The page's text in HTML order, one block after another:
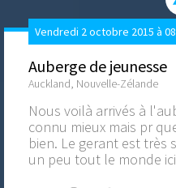
Vendredi 2 octobre 2015 à
Auberge de jeunesse
Auckland, Nouvelle-Zélande
Nous voilà arrivés à
connu mieux mais pr
bien. Le gerant est très
un peu tout le monde